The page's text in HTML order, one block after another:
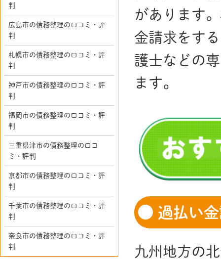
があります
金請求をす
護士などの
ます。
過払い
九州地方の
判
広島市の債務整理の口コミ・評
判
札幌市の債務整理の口コミ・評
判
神戸市の債務整理の口コミ・評
判
福岡市の債務整理の口コミ・評
判
三重県津市の債務整理の口コ
ミ・評判
京都市の債務整理の口コミ・評
判
千葉市の債務整理の口コミ・評
判
奈良市の債務整理の口コミ・評
判